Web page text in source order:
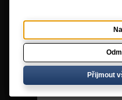
Porovnat
Přijmout
Přijmout